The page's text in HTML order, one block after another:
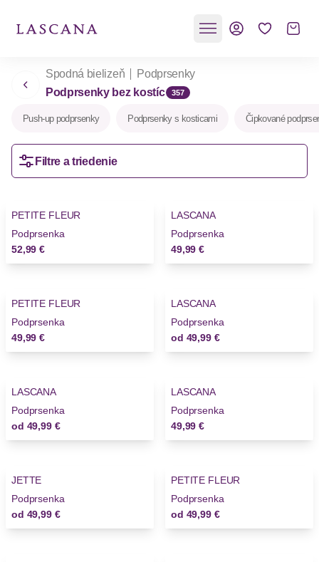
Spodná bielizeň
Podprsenky
Podprsenky bez kostíc
357
Push-up podprsenky Podprsenky s kosticami Čipkované
Filtre a triedenie
Novinky
PETITE FLEUR
Podprsenka
52,99 €
LASCANA
Podprsenka
49,99 €
Novinky
PETITE FLEUR
Podprsenka
49,99 €
LASCANA
Podprsenka
od 49,99 €
LASCANA
Podprsenka
od 49,99 €
LASCANA
Podprsenka
49,99 €
JETTE
Podprsenka
od 49,99 €
PETITE FLEUR
Podprsenka
od 49,99 €